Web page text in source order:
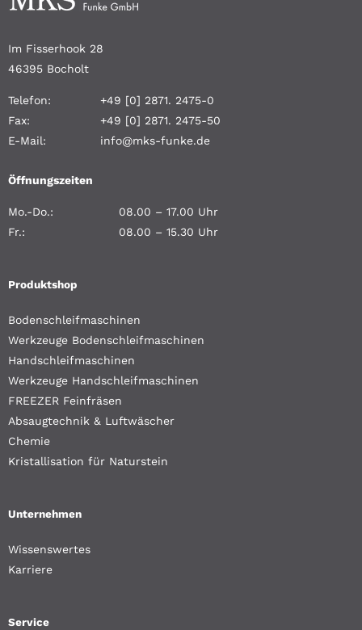
Im Fisserhook 28
46395 Bocholt
Telefon:
+49 [0] 2871. 2475-0
Fax:
+49 [0] 2871. 2475-50
E-Mail:
info@mks-funke.de
Öffnungszeiten
Mo.-Do.:
08.00 – 17.00 Uhr
Fr.:
08.00 – 15.30 Uhr
Produktshop
Bodenschleifmaschinen
Werkzeuge Bodenschleifmaschinen
Handschleifmaschinen
Werkzeuge Handschleifmaschinen
FREEZER Feinfräsen
Absaugtechnik & Luftwäscher
Chemie
Kristallisation für Naturstein
Unternehmen
Wissenswertes
Karriere
Service